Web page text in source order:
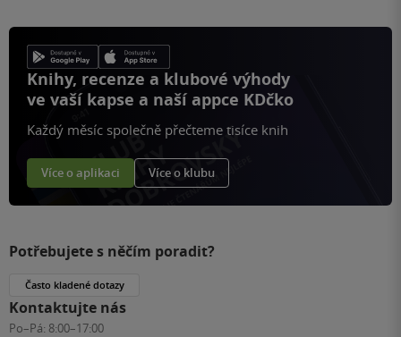
Knihy, recenze a klubové výhody
ve vaší kapse a naší appce KDčko
Každý měsíc společně přečteme tisíce knih
Více o aplikaci Více o klubu
Potřebujete s něčím poradit?
Často kladené dotazy
Kontaktujte nás
Po–Pá: 8:00–17:00